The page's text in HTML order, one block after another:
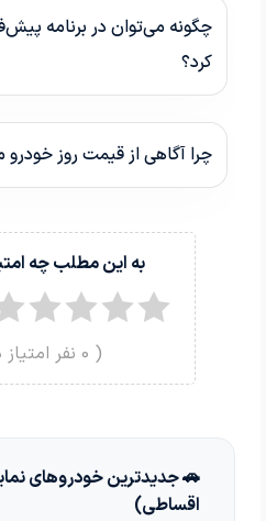
چگونه می‌توان در برنامه
کرد؟
چرا آگاهی از قیمت روز
به این مطلب چه
(
0 نفر
🚗 جدیدترین خودروهای
اقساطی)